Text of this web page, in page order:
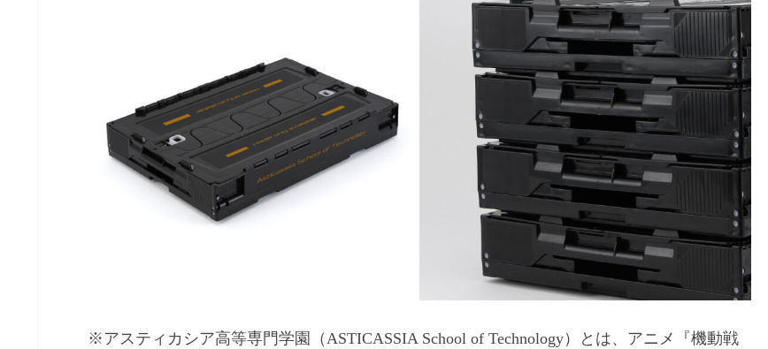
※アスティカシア高等専門学園（ASTICASSIA School of Technology）とは、アニメ『機動戦